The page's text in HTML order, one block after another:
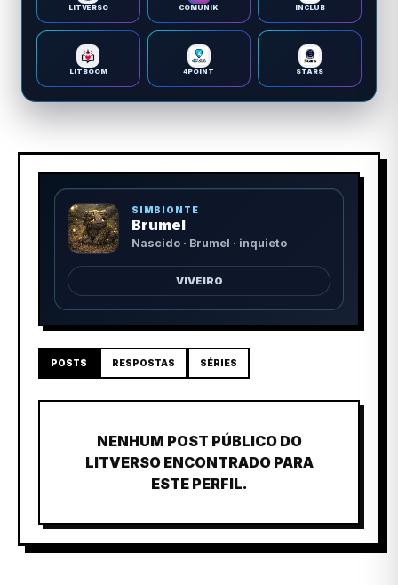
LITVERSO COMUNIK INCLUB
LITBOOM 4POINT STARS
SIMBIONTE
Brumel
Nascido · Brumel · inquieto
VIVEIRO
POSTS RESPOSTAS SÉRIES
NENHUM POST PÚBLICO DO
LITVERSO ENCONTRADO PARA
ESTE PERFIL.